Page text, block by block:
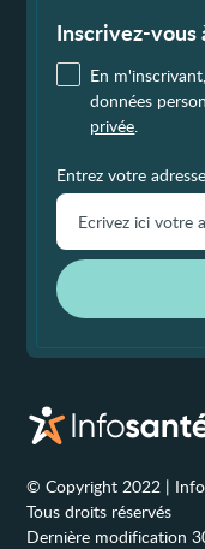
Inscrivez-
En
données
privée.
Entrez votre
© Copyright 2022 |
Tous droits réservés
Dernière modification